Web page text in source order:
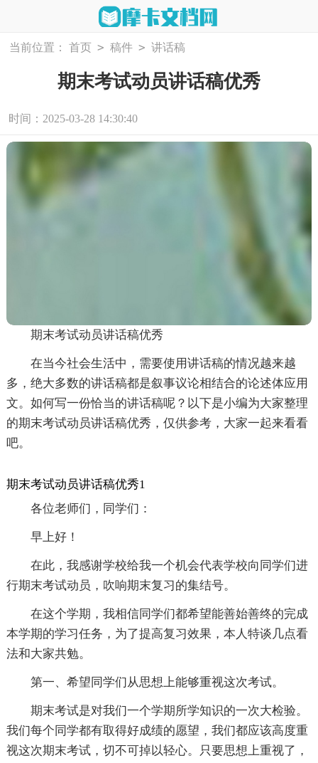
当前位置： 首页 > 稿件 > 讲话稿
期末考试动员讲话稿优秀
时间：2025-03-28 14:30:40
期末考试动员讲话稿优秀
在当今社会生活中，需要使用讲话稿的情况越来越
多，绝大多数的讲话稿都是叙事议论相结合的论述体应用
文。如何写一份恰当的讲话稿呢？以下是小编为大家整理
的期末考试动员讲话稿优秀，仅供参考，大家一起来看看
吧。
期末考试动员讲话稿优秀1
各位老师们，同学们：
早上好！
在此，我感谢学校给我一个机会代表学校向同学们进
行期末考试动员，吹响期末复习的集结号。
在这个学期，我相信同学们都希望能善始善终的完成
本学期的学习任务，为了提高复习效果，本人特谈几点看
法和大家共勉。
第一、希望同学们从思想上能够重视这次考试。
期末考试是对我们一个学期所学知识的一次大检验。
我们每个同学都有取得好成绩的愿望，我们都应该高度重
视这次期末考试，切不可掉以轻心。只要思想上重视了，